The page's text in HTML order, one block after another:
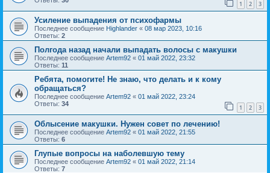
1 2 3
Усиление выпадения от психофармы
Последнее сообщение Highlander « 08 мар 2023, 10:16
Ответы: 2
Полгода назад начали выпадать волосы с макушки
Последнее сообщение Artem92 « 01 май 2022, 23:32
Ответы: 11
Ребята, помогите! Не знаю, что делать и к кому
обращаться?
Последнее сообщение Artem92 « 01 май 2022, 23:24
Ответы: 34 1 2 3
Облысение макушки. Нужен совет по лечению!
Последнее сообщение Artem92 « 01 май 2022, 21:55
Ответы: 6
Глупые вопросы на наболевшую тему
Последнее сообщение Artem92 « 01 май 2022, 21:14
Ответы: 7